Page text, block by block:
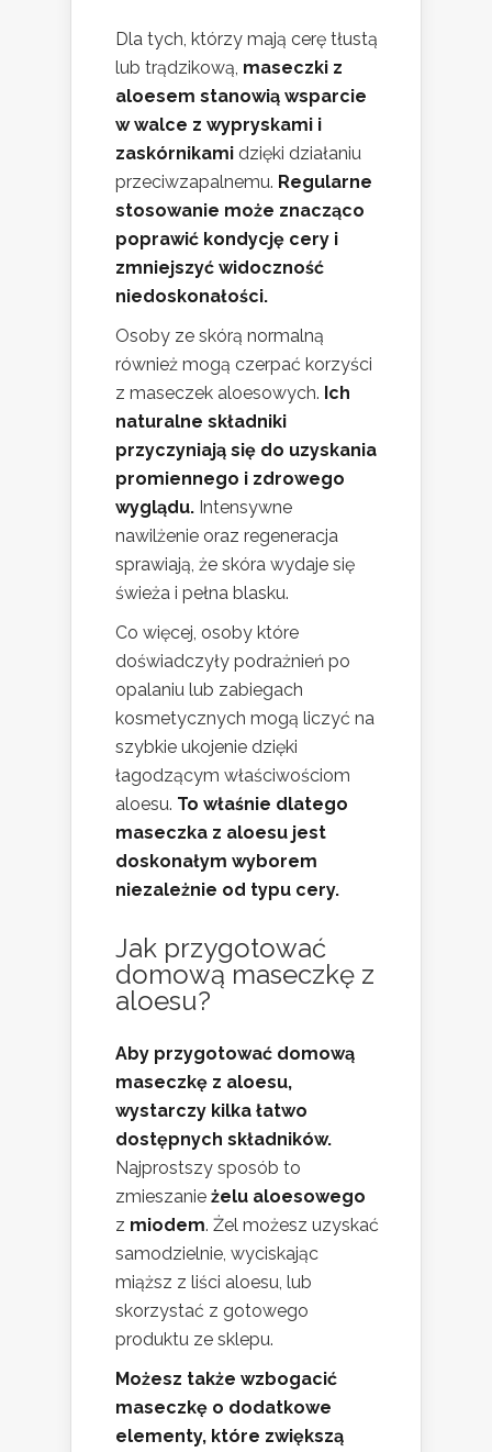
Dla tych, którzy mają cerę tłustą
lub trądzikową, maseczki z
aloesem stanowią wsparcie
w walce z wypryskami i
zaskórnikami dzięki działaniu
przeciwzapalnemu. Regularne
stosowanie może znacząco
poprawić kondycję cery i
zmniejszyć widoczność
niedoskonałości.
Osoby ze skórą normalną
również mogą czerpać korzyści
z maseczek aloesowych. Ich
naturalne składniki
przyczyniają się do uzyskania
promiennego i zdrowego
wyglądu. Intensywne
nawilżenie oraz regeneracja
sprawiają, że skóra wydaje się
świeża i pełna blasku.
Co więcej, osoby które
doświadczyły podrażnień po
opalaniu lub zabiegach
kosmetycznych mogą liczyć na
szybkie ukojenie dzięki
łagodzącym właściwościom
aloesu. To właśnie dlatego
maseczka z aloesu jest
doskonałym wyborem
niezależnie od typu cery.
Jak przygotować
domową maseczkę z
aloesu?
Aby przygotować domową
maseczkę z aloesu,
wystarczy kilka łatwo
dostępnych składników.
Najprostszy sposób to
zmieszanie żelu aloesowego
z miodem. Żel możesz uzyskać
samodzielnie, wyciskając
miąższ z liści aloesu, lub
skorzystać z gotowego
produktu ze sklepu.
Możesz także wzbogacić
maseczkę o dodatkowe
elementy, które zwiększą